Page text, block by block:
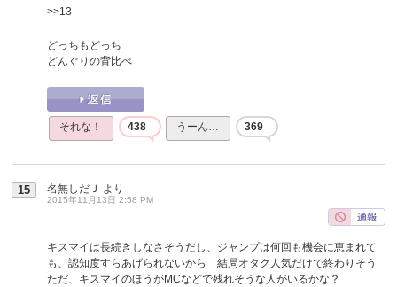
>>13
どっちもどっち
どんぐりの背比べ
それな！ 438 うーん… 369
15 名無しだＪ より
2015年11月13日 2:58 PM
キスマイは長続きしなさそうだし、ジャンプは何回も機会に恵まれて
も、認知度すらあげられないから 結局オタク人気だけで終わりそう
ただ、キスマイのほうがMCなどで残れそうな人がいるかな？